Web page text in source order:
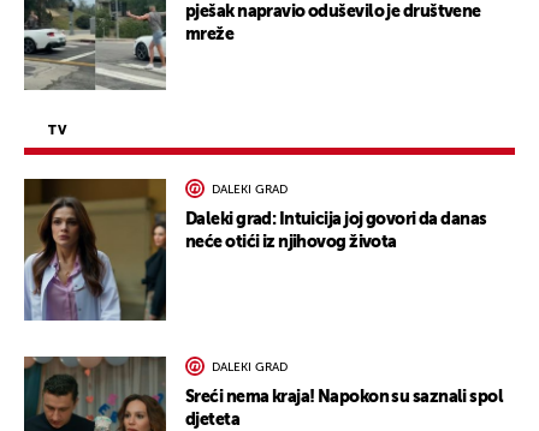
pješak napravio oduševilo je društvene
mreže
TV
DALEKI GRAD
Daleki grad: Intuicija joj govori da danas
neće otići iz njihovog života
DALEKI GRAD
Sreći nema kraja! Napokon su saznali spol
djeteta